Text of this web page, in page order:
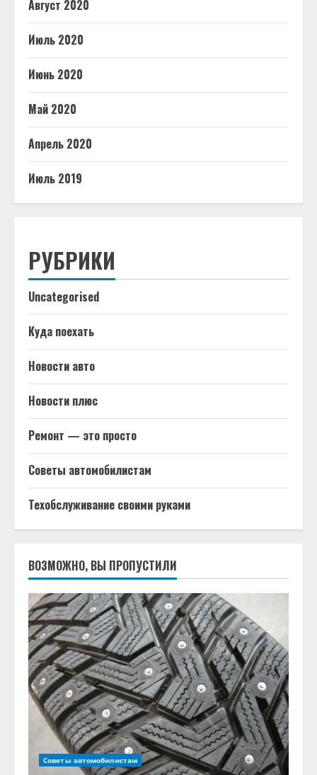
Август 2020
Июль 2020
Июнь 2020
Май 2020
Апрель 2020
Июль 2019
РУБРИКИ
Uncategorised
Куда поехать
Новости авто
Новости плюс
Ремонт — это просто
Советы автомобилистам
Техобслуживание своими руками
ВОЗМОЖНО, ВЫ ПРОПУСТИЛИ
Советы автомобилистам